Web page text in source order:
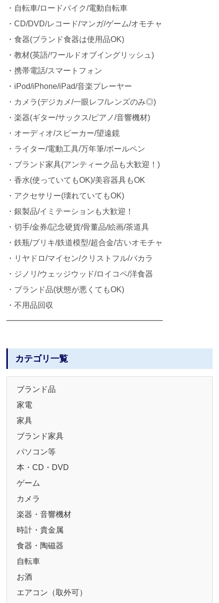
・自転車/ロードバイク/電動自転車
・CD/DVD/レコード/マンガ/ゲーム/オモチャ
・食器(ブランド食器は使用品OK)
・教材(英語/ワールドオブイングリッシュ)
・携帯電話/スマートフォン
・iPod/iPhone/iPad/音楽プレーヤー
・カメラ(デジカメ/一眼レフ/レンズのみ◎)
・楽器(ギター/サックス/ピアノ/音響機材)
・オーディオ/スピーカー/望遠鏡
・ライター/電動工具/万年筆/ボールペン
・ブランド家具(アンティーク品も大歓迎！)
・香水(使っていてもOK)/美容器具もOK
・アクセサリー(壊れていてもOK)
・銀製品/イミテーションも大歓迎！
・切手/金券/記念硬貨/骨董品/絵画/茶道具
・鉄瓶/ブリキ/鉄道模型/超合金/古いオモチャ
・リヤドロ/マイセン/クリストフル/バカラ
・ジノリ/ウェッジウッド/ロイコペ/洋食器
・ブランド品(状態が悪くてもOK)
・不用品回収
━━━━━━━━━━━━━━━━━━━━
カテゴリ一覧
ブランド品
家電
家具
ブランド家具
パソコン等
本・CD・DVD
ゲーム
カメラ
楽器・音響機材
時計・貴金属
食器・陶磁器
自転車
お酒
エアコン（取外可）